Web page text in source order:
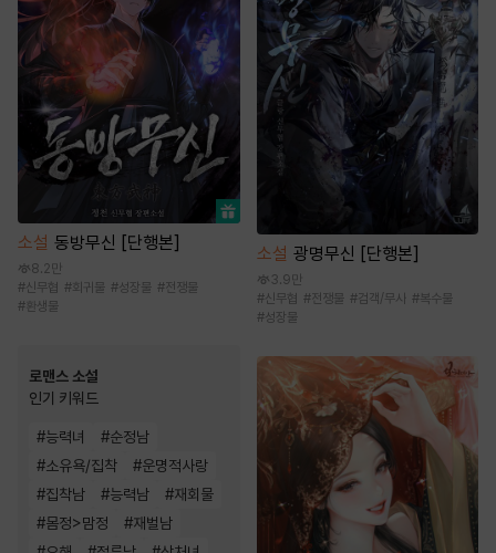
소설 동방무신 [단행본]
8.2만
#신무협 #회귀물 #성장물 #전쟁물
# 환생물
로맨스 소설
인기 키워드
#능력녀 #순정남
#소유욕/집착 #운명적사랑
#집착남 #능력남 #재회물
#몸정>맘정 #재벌남
소설 광명무신 [단행본]
3.9만
#신무협 #전쟁물 #검객/무사 #복수물
#성장물